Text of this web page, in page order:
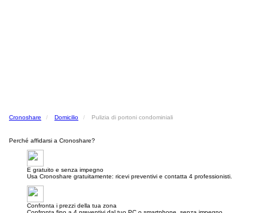
Cronoshare Domicilio Pulizia di portoni condominiali
Perché affidarsi a Cronoshare?
E gratuito e senza impegno
Usa Cronoshare gratuitamente: ricevi preventivi e contatta 4 professionisti.
Confronta i prezzi della tua zona